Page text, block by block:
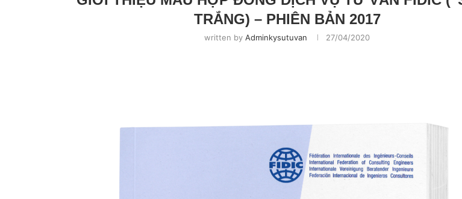
TRẮNG) – PHIÊN BẢN 2017
written byAdminkysutuvan 27/04/2020